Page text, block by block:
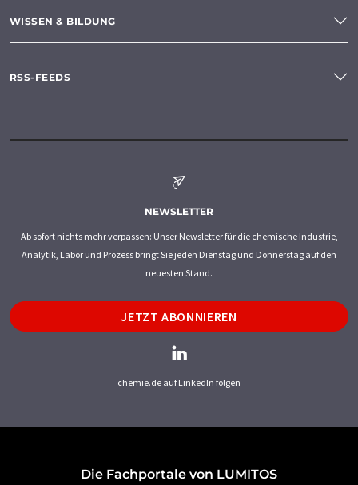
WISSEN & BILDUNG
RSS-FEEDS
NEWSLETTER
Ab sofort nichts mehr verpassen: Unser Newsletter für die chemische Industrie,
Analytik, Labor und Prozess bringt Sie jeden Dienstag und Donnerstag auf den
neuesten Stand.
JETZT ABONNIEREN
chemie.de auf LinkedIn folgen
Die Fachportale von LUMITOS